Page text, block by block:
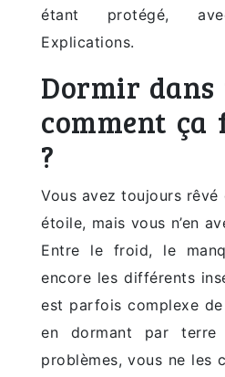
étant protégé,
Explications.
Dormir dans
comment ça
?
Vous avez toujours
étoile, mais vous n’en
Entre le froid, le
encore les différents
est parfois complexe
en dormant par terre
problèmes, vous ne les